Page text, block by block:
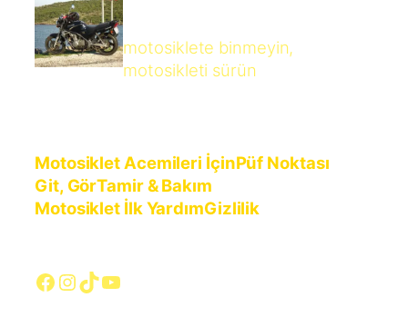
motosiklete binmeyin,
motosikleti sürün
Motosiklet Acemileri İçinPüf Noktası
Git, GörTamir & Bakım
Motosiklet İlk YardımGizlilik
Facebook
Instagram
TikTok
YouTube